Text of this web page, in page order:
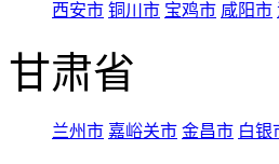
西安市 铜川市 宝鸡市 咸阳市
甘肃省
兰州市 嘉峪关市 金昌市 白银